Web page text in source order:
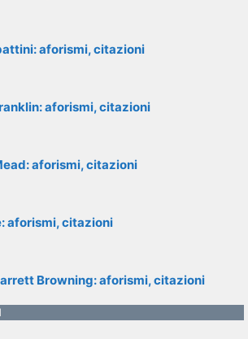
aforismi, citazioni
aforismi, citazioni
aforismi, citazioni
aforismi, citazioni
Browning: aforismi, citazioni